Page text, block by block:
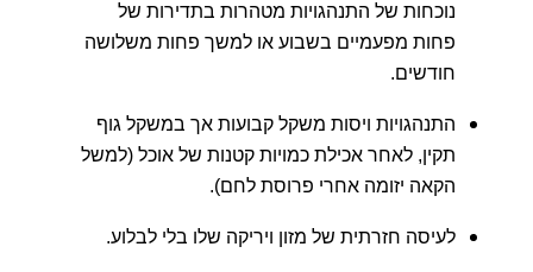
נוכחות של התנהגויות מטהרות בתדירות של
פחות מפעמיים בשבוע או למשך פחות משלושה
חודשים.
התנהגויות ויסות משקל קבועות אך במשקל גוף
תקין, לאחר אכילת כמויות קטנות של אוכל (למשל
הקאה יזומה אחרי פרוסת לחם).
לעיסה חזרתית של מזון ויריקה שלו בלי לבלוע.